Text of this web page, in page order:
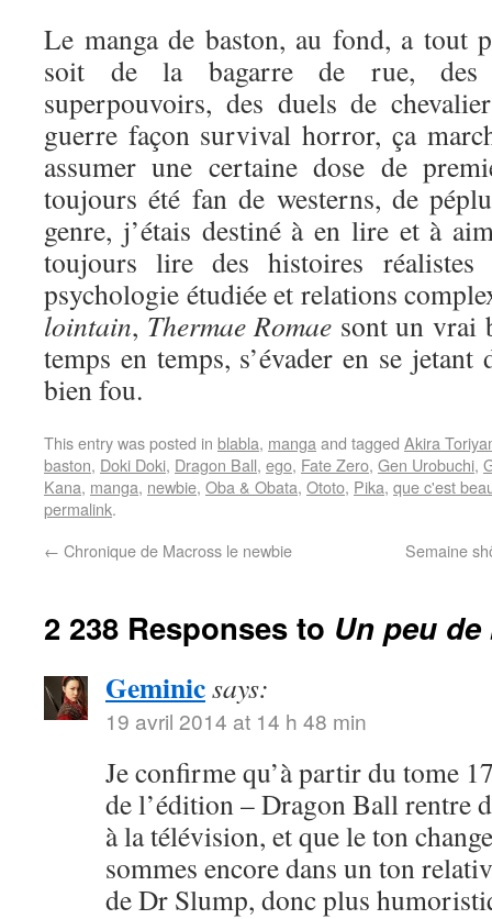
Le manga de baston, au fond, a tout
soit de la bagarre de rue, des
superpouvoirs, des duels de
guerre façon survival horror, ça
assumer une certaine dose de
toujours été fan de westerns, de
genre, j’étais destiné à en lire et à
toujours lire des histoires
psychologie étudiée et relations
lointain, Thermae Romae sont un vrai
temps en temps, s’évader en se jetant
bien fou.
This entry was posted in blabla, manga and tagged Akira
baston, Doki Doki, Dragon Ball, ego, Fate Zero, Gen Urobuchi,
Kana, manga, newbie, Oba & Obata, Ototo, Pika, que c'est
permalink.
← Chronique de Macross le newbie Semaine
2 238 Responses to Un peu
Geminicsays:
19 avril 2014 at 14 h 48 min
Je confirme qu’à partir du tome
de l’édition – Dragon Ball rentre
à la télévision, et que le ton
sommes encore dans un ton
de Dr Slump, donc plus